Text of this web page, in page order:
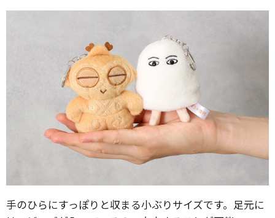
手のひらにすっぽりと収まる小ぶりサイズです。足元に